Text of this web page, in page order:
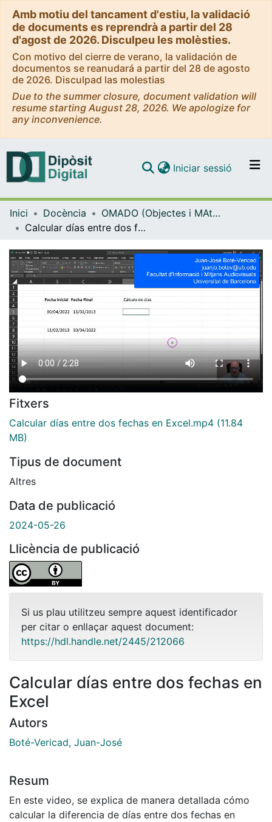
Amb motiu del tancament d'estiu, la validació
de documents es reprendrà a partir del 28
d'agost de 2026. Disculpeu les molèsties.
Con motivo del cierre de verano, la validación de
documentos se reanudará a partir del 28 de agosto
de 2026. Disculpad las molestias
Due to the summer closure, document validation will
resume starting August 28, 2026. We apologize for
any inconvenience.
Navega per tot el DD
Contacte
Iniciar sessió (current)
Inici Docència
OMADO (Objectes i MAterials DOcents)
Calcular días entre dos fechas en Excel
Fitxers
Calcular días entre dos fechas en Excel.mp4 (11.84
MB)
Tipus de document
Altres
Data de publicació
2024-05-26
Llicència de publicació
Si us plau utilitzeu sempre aquest identificador
per citar o enllaçar aquest document:
https://hdl.handle.net/2445/212066
Calcular días entre dos fechas en
Excel
Autors
Boté-Vericad, Juan-José
Resum
En este video, se explica de manera detallada cómo
calcular la diferencia de días entre dos fechas en